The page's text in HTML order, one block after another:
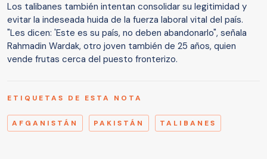
Los talibanes también intentan consolidar su legitimidad y
evitar la indeseada huida de la fuerza laboral vital del país.
"Les dicen: 'Este es su país, no deben abandonarlo", señala
Rahmadin Wardak, otro joven también de 25 años, quien
vende frutas cerca del puesto fronterizo.
ETIQUETAS DE ESTA NOTA
AFGANISTÁN PAKISTÁN TALIBANES